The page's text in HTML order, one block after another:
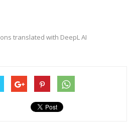
translated with DeepL AI